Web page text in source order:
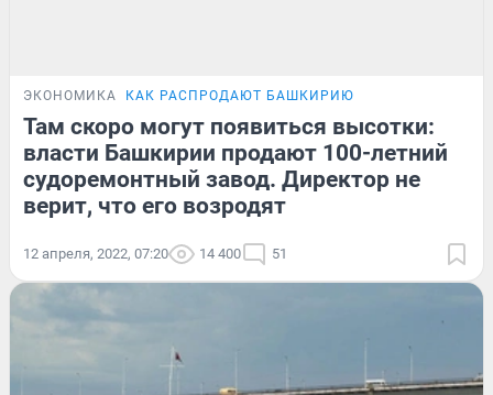
ЭКОНОМИКА КАК РАСПРОДАЮТ БАШКИРИЮ
Там скоро могут появиться высотки:
власти Башкирии продают 100-летний
судоремонтный завод. Директор не
верит, что его возродят
12 апреля, 2022, 07:20 14 400 51